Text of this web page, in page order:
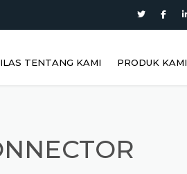
TENTANG KAMI PRODUK KAMI